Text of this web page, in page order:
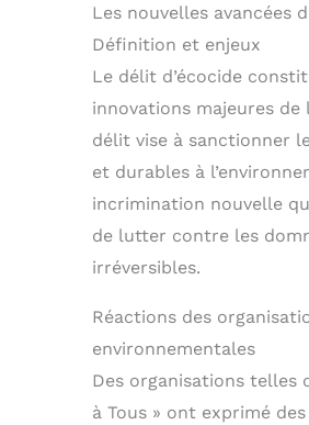
Les nouvelles avancées
Définition et enjeux
Le délit d’écocide
innovations majeures de
délit vise à sanctionner
et durables à
incrimination nouvelle
de lutter contre les
irréversibles.
Réactions des
environnementales
Des organisations telles
à Tous » ont exprimé